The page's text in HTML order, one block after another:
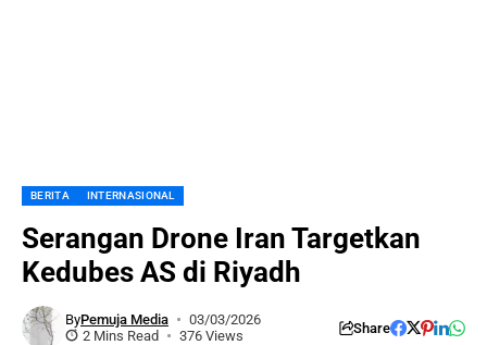
BERITA INTERNASIONAL
Serangan Drone Iran Targetkan
Kedubes AS di Riyadh
ByPemuja Media
03/03/2026
2 Mins Read
376 Views Share